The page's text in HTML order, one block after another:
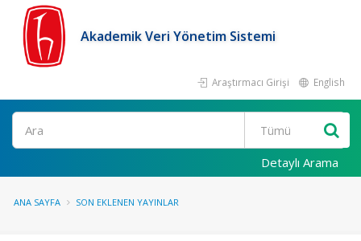
Akademik Veri Yönetim Sistemi
Araştırmacı Girişi English
Ara
Detaylı Arama
ANA SAYFA SON EKLENEN YAYINLAR